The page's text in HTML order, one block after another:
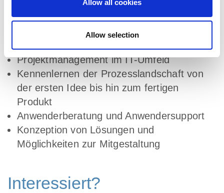
Allow all cookies
Allow selection
Diese Einsatzmöglichkeiten
warten auf Dich
Projektmanagement im IT-Umfeld
Kennenlernen der Prozesslandschaft von
der ersten Idee bis hin zum fertigen
Produkt
Anwenderberatung und Anwendersupport
Konzeption von Lösungen und
Möglichkeiten zur Mitgestaltung
Interessiert?